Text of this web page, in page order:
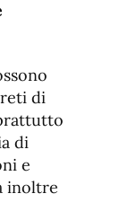
di
di
e
inoltre